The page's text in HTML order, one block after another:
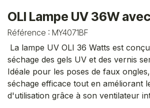
OLI Lampe UV 36W
Référence : MY4071BF
La lampe UV OLI 36 Watts est
séchage des gels UV et des vernis
Idéale pour les poses de faux
séchage efficace tout en améliorant
d'utilisation grâce à son ventilateur